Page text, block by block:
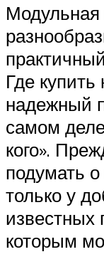
Где
надежный
самом
кого».
подумать
только у
известных
которым